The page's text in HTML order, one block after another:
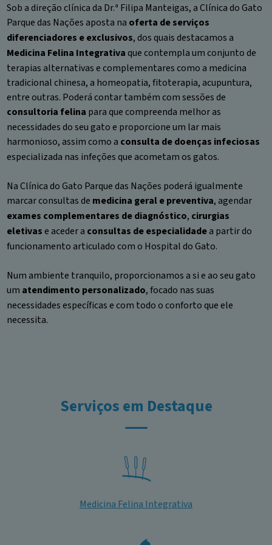
Sob a direção clínica da Dr.ª Filipa Manteigas, a Clínica do Gato
Parque das Nações aposta na oferta de serviços
diferenciadores e exclusivos, dos quais destacamos a
Medicina Felina Integrativa que contempla um conjunto de
terapias alternativas e complementares como a medicina
tradicional chinesa, a homeopatia, fitoterapia, acupuntura,
entre outras. Poderá contar também com sessões de
consultoria felina para que compreenda melhor as
necessidades do seu gato e proporcione um lar mais
harmonioso, assim como a consulta de doenças infeciosas
especializada nas infeções que acometam os gatos.
Na Clínica do Gato Parque das Nações poderá igualmente
marcar consultas de medicina geral e preventiva, agendar
exames complementares de diagnóstico, cirurgias
eletivas e aceder a consultas de especialidadea partir do
funcionamento articulado com o Hospital do Gato.
Num ambiente tranquilo, proporcionamos a si e ao seu gato
um atendimento personalizado, focado nas suas
necessidades específicas e com todo o conforto que ele
necessita.
Serviços em Destaque
Medicina Felina Integrativa